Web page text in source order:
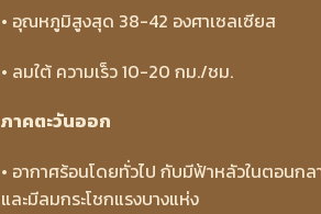
• อุณหภูมิสูงสุด 38-42 องศาเซลเซียส
• ลมใต้ ความเร็ว 10-20 กม./ชม.
ภาคตะวันออก
• อากาศร้อนโดยทั่วไป กับมีฟ้าหลัวในตอนก
และมีลมกระโชกแรงบางแห่ง